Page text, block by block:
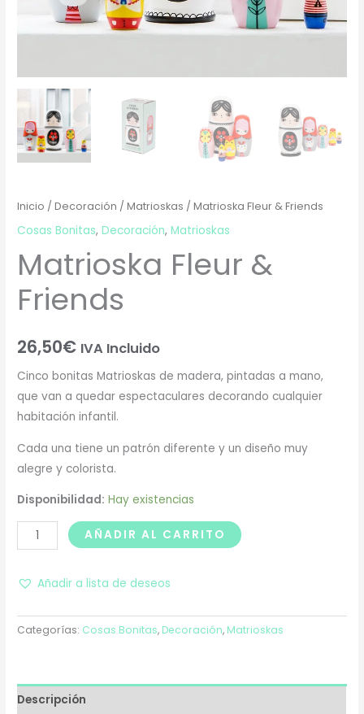
Inicio /Decoración /Matrioskas / Matrioska Fleur & Friends
Cosas Bonitas,Decoración,Matrioskas
Matrioska Fleur &
Friends
26,50€ IVA Incluido
Cinco bonitas Matrioskas de madera, pintadas a mano,
que van a quedar espectaculares decorando cualquier
habitación infantil.
Cada una tiene un patrón diferente y un diseño muy
alegre y colorista.
Disponibilidad: Hay existencias
AÑADIR AL CARRITO
Añadir a lista de deseos
Categorías: Cosas Bonitas, Decoración, Matrioskas
Descripción